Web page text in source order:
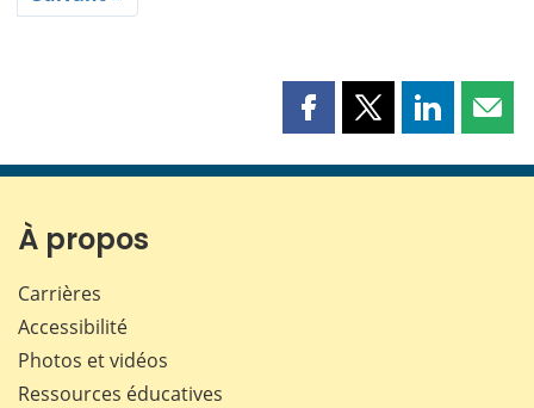
Partager
page
Partager
page
Partager
page page
À propos
Carrières
Accessibilité
Photos et vidéos
Ressources éducatives